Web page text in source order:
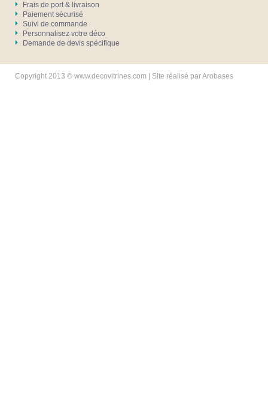
Frais de port & livraison
Paiement sécurisé
Suivi de commande
Personnalisez votre déco
Demande de devis spécifique
Copyright 2013 © www.decovitrines.com | Site réalisé parArobases